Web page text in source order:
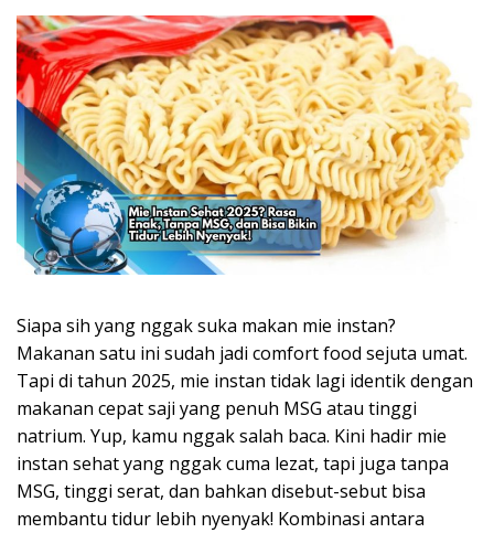
Siapa sih yang nggak suka makan mie instan?
Makanan satu ini sudah jadi comfort food sejuta umat.
Tapi di tahun 2025, mie instan tidak lagi identik dengan
makanan cepat saji yang penuh MSG atau tinggi
natrium. Yup, kamu nggak salah baca. Kini hadir mie
instan sehat yang nggak cuma lezat, tapi juga tanpa
MSG, tinggi serat, dan bahkan disebut-sebut bisa
membantu tidur lebih nyenyak! Kombinasi antara